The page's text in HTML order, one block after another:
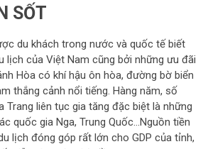
SỐT
du khách trong nước và quốc tế biết
lịch của Việt Nam cũng bởi những ưu đãi
Hòa có khí hậu ôn hòa, đường bờ biển
thắng cảnh nổi tiếng. Hàng năm, số
Trang liên tục gia tăng đặc biệt là những
quốc gia Nga, Trung Quốc…Nguồn tiền
lịch đóng góp rất lớn cho GDP của tỉnh,